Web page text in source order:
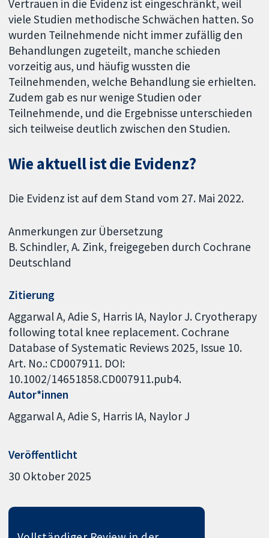
Vertrauen in die Evidenz ist eingeschränkt, weil
viele Studien methodische Schwächen hatten. So
wurden Teilnehmende nicht immer zufällig den
Behandlungen zugeteilt, manche schieden
vorzeitig aus, und häufig wussten die
Teilnehmenden, welche Behandlung sie erhielten.
Zudem gab es nur wenige Studien oder
Teilnehmende, und die Ergebnisse unterschieden
sich teilweise deutlich zwischen den Studien.
Wie aktuell ist die Evidenz?
Die Evidenz ist auf dem Stand vom 27. Mai 2022.
Anmerkungen zur Übersetzung
B. Schindler, A. Zink, freigegeben durch Cochrane
Deutschland
Zitierung
Aggarwal A, Adie S, Harris IA, Naylor J. Cryotherapy
following total knee replacement. Cochrane
Database of Systematic Reviews 2025, Issue 10.
Art. No.: CD007911. DOI:
10.1002/14651858.CD007911.pub4.
Autor*innen
Aggarwal A Adie S Harris IA Naylor J
Veröffentlicht
30 Oktober 2025